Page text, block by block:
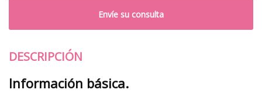
Envíe su consulta
DESCRIPCIÓN
Información básica.